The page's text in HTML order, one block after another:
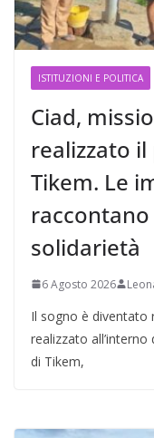
ISTITUZIONI E POLITICA
Ciad,
realizzato
Tikem. Le
solidarietà
6 Agosto 2026
Il sogno è
realizzato
di Tikem,